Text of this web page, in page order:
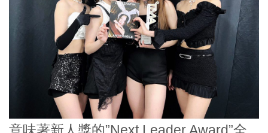
意味著新人獎的”Next Leader Award”全